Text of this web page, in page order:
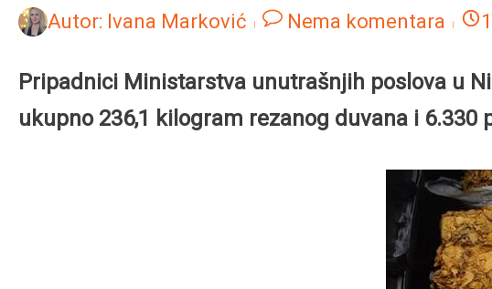
Autor: Ivana Marković Nema komentara
Pripadnici Ministarstva unutrašnjih poslova u
ukupno 236,1 kilogram rezanog duvana i 6.330